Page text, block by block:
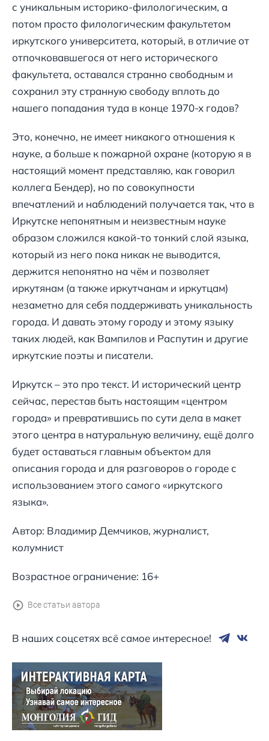
с уникальным историко-филологическим, а
потом просто филологическим факультетом
иркутского университета, который, в отличие от
отпочковавшегося от него исторического
факультета, оставался странно свободным и
сохранил эту странную свободу вплоть до
нашего попадания туда в конце 1970-х годов?
Это, конечно, не имеет никакого отношения к
науке, а больше к пожарной охране (которую я в
настоящий момент представляю, как говорил
коллега Бендер), но по совокупности
впечатлений и наблюдений получается так, что в
Иркутске непонятным и неизвестным науке
образом сложился какой-то тонкий слой языка,
который из него пока никак не выводится,
держится непонятно на чём и позволяет
иркутянам (а также иркутчанам и иркутцам)
незаметно для себя поддерживать уникальность
города. И давать этому городу и этому языку
таких людей, как Вампилов и Распутин и другие
иркутские поэты и писатели.
Иркутск – это про текст. И исторический центр
сейчас, перестав быть настоящим «центром
города» и превратившись по сути дела в макет
этого центра в натуральную величину, ещё долго
будет оставаться главным объектом для
описания города и для разговоров о городе с
использованием этого самого «иркутского
языка».
Автор: Владимир Демчиков, журналист,
колумнист
Возрастное ограничение: 16+
Все статьи автора
В наших соцсетях всё самое интересное!